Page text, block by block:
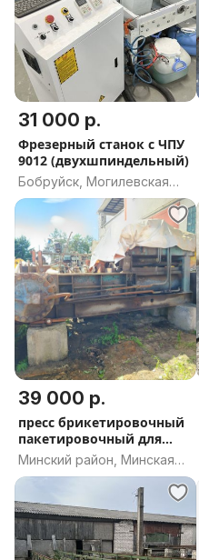
31 000 р.
Фрезерный станок с ЧПУ
9012 (двухшпиндельный)
Бобруйск, Могилевская
область
39 000 р.
пресс брикетировочный
пакетировочный для
металла
Минский район, Минская
область